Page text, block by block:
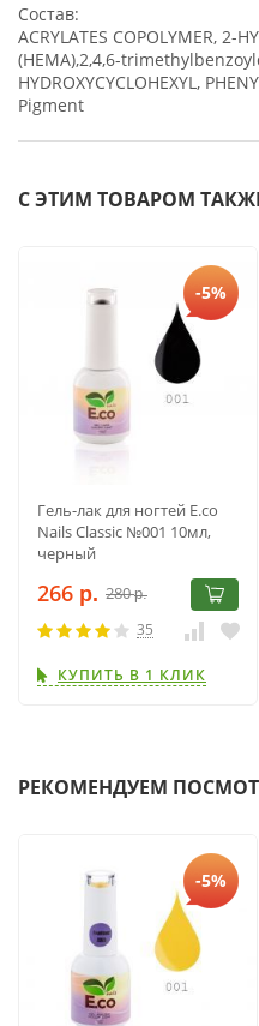
Состав:
ACRYLATES COPOLYMER, 2-
(HEMA),2,4,6-
HYDROXYCYCLOHEXYL,
Pigment
С ЭТИМ ТОВАРОМ
-5%
Гель-лак для ногтей E.co
Nails Classic №001 10мл,
черный
266 р. 280р.
35
КУПИТЬ В 1 КЛИК
РЕКОМЕНДУЕМ
-5%